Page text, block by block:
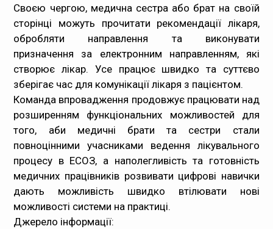
Своєю чергою, медична сестра або брат на своїй
сторінці можуть прочитати рекомендації лікаря,
обробляти направлення та виконувати
призначення за електронним направленням, які
створює лікар. Усе працює швидко та суттєво
зберігає час для комунікації лікаря з пацієнтом.
Команда впровадження продовжує працювати над
розширенням функціональних можливостей для
того, аби медичні брати та сестри стали
повноцінними учасниками ведення лікувального
процесу в ЕСОЗ, а наполегливість та готовність
медичних працівників розвивати цифрові навички
дають можливість швидко втілювати нові
можливості системи на практиці.
Джерело інформації: